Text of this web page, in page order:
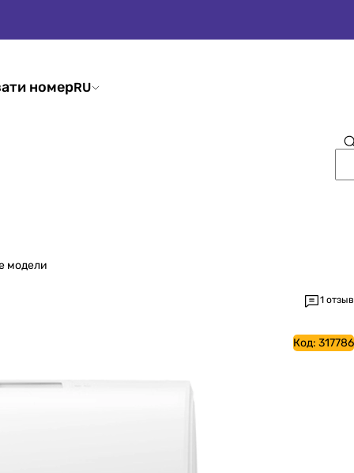
номерRU
модели
1 отзыв
Код: 317786